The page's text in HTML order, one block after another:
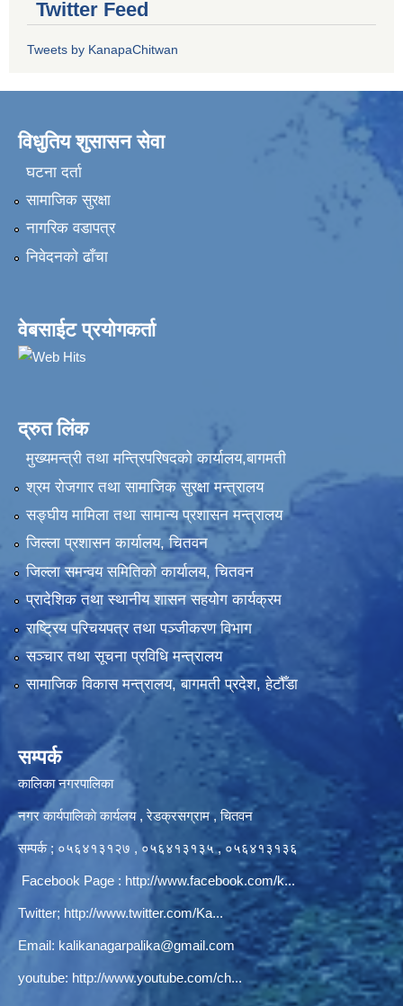
Twitter Feed
Tweets by KanapaChitwan
विधुतिय शुसासन सेवा
घटना दर्ता
सामाजिक सुरक्षा
नागरिक वडापत्र
निवेदनकाे ढाँचा
वेबसाईट प्रयोगकर्ता
द्रुत लिंक
मुख्यमन्त्री तथा मन्त्रिपरिषदको कार्यालय,बागमती
श्रम रोजगार तथा सामाजिक सुरक्षा मन्त्रालय
सङ्‍घीय मामिला तथा सामान्य प्रशासन मन्त्रालय
जिल्ला प्रशासन कार्यालय, चितवन
जिल्ला समन्वय समितिको कार्यालय, चितवन
प्रादेशिक तथा स्थानीय शासन सहयोग कार्यक्रम
राष्ट्रिय परिचयपत्र तथा पञ्‍जीकरण विभाग
सञ्‍चार तथा सूचना प्रविधि मन्त्रालय
सामाजिक विकास मन्त्रालय, बागमती प्रदेश, हेटौँडा
सम्पर्क
कालिका नगरपालिका
नगर कार्यपालिकाे कार्यलय‍ , रेडक्रसग्राम , चितवन
सम्पर्क ; ०५६४१३१२७ , ०५६४१३१३५ , ०५६४१३१३६
Facebook Page : http://www.facebook.com/k...
Twitter; http://www.twitter.com/Ka...
Email: kalikanagarpalika@gmail.com
youtube: http://www.youtube.com/ch...